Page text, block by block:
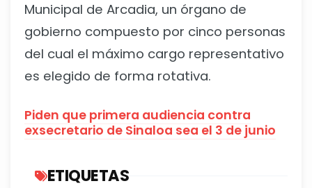
Municipal de Arcadia, un órgano de
gobierno compuesto por cinco personas
del cual el máximo cargo representativo
es elegido de forma rotativa.
Piden que primera audiencia contra
exsecretario de Sinaloa sea el 3 de junio
ETIQUETAS